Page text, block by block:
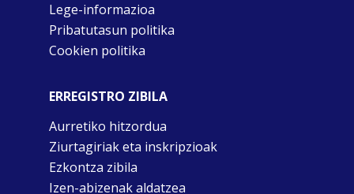
Lege-informazioa
Pribatutasun politika
Cookien politika
ERREGISTRO ZIBILA
Aurretiko hitzordua
Ziurtagiriak eta inskripzioak
Ezkontza zibila
Izen-abizenak aldatzea